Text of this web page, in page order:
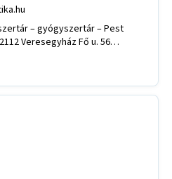
– gyógyszertár – Pest
Veresegyház Fő u. 56